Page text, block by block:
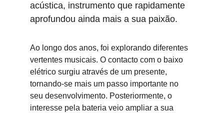
acústica, instrumento que rapidamente
aprofundou ainda mais a sua paixão.
Ao longo dos anos, foi explorando diferentes
vertentes musicais. O contacto com o baixo
elétrico surgiu através de um presente,
tornando-se mais um passo importante no
seu desenvolvimento. Posteriormente, o
interesse pela bateria veio ampliar a sua